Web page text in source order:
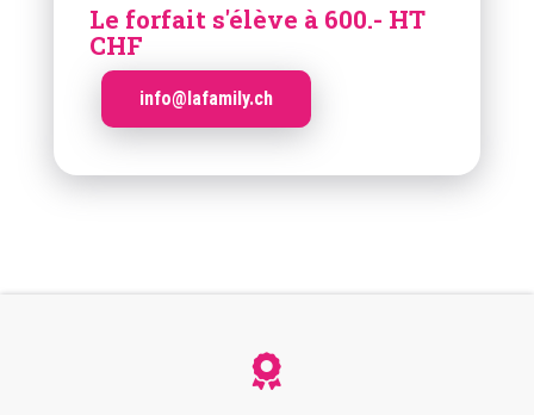
Le forfait s'élève à 600.- HT
CHF
info@lafamily.ch